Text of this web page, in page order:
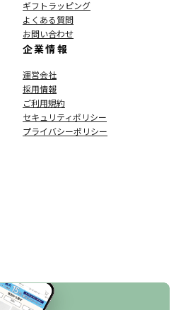
ギフトラッピング
よくある質問
お問い合わせ
企業情報
運営会社
採用情報
ご利用規約
セキュリティポリシー
プライバシーポリシー